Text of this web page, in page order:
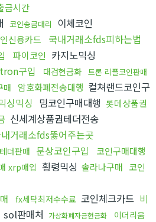
금시간
코인송금대리 이체코인
신용카드
국내거래소fds피하는법
파이코인 카지노믹싱
구입 대검현금화 트론 리플코인판매
매 암호화폐전송대행 컬쳐랜드코인구
싱믹싱 밈코인구매대행 롯데상품권
신세계상품권테더전송
거래소fds뚫어주는곳
테더판매 문상코인구입
코인구매대행
xrp매입 횡령믹싱 솔라나구매 코인
fx세탁최저수수료 코인체크카드 비
sol판매처 가상화폐자금현금화
이더리움